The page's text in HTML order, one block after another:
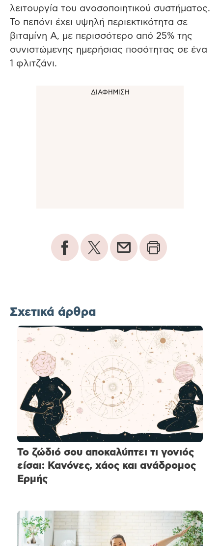
λειτουργία του ανοσοποιητικού συστήματος.
Το πεπόνι έχει υψηλή περιεκτικότητα σε
βιταμίνη Α, με περισσότερο από 25% της
συνιστώμενης ημερήσιας ποσότητας σε ένα
1 φλιτζάνι.
Σχετικά άρθρα
Το ζώδιό σου αποκαλύπτει τι γονιός
είσαι: Κανόνες, χάος και ανάδρομος
Ερμής